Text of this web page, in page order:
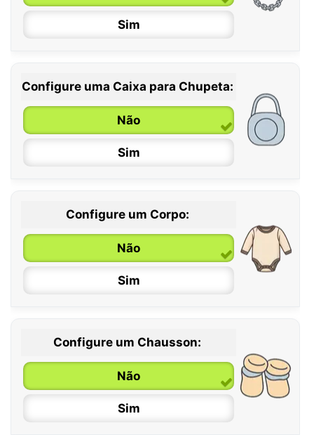
Sim
Configure uma Caixa para Chupeta:
Não
Sim
Configure um Corpo:
Não
Sim
0 / 6 meses
6 / 12 meses
12 / 18 meses
Configure um Chausson:
Não
Sim